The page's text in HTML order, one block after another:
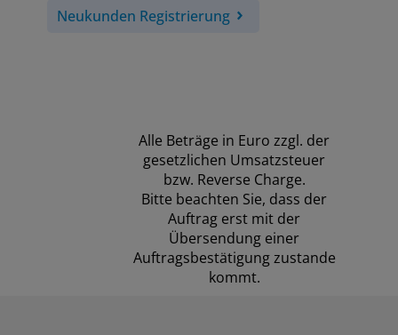
Neukunden Registrierung
Alle Beträge in Euro zzgl. der
gesetzlichen Umsatzsteuer
bzw. Reverse Charge.
Bitte beachten Sie, dass der
Auftrag erst mit der
Übersendung einer
Auftragsbestätigung zustande
kommt.